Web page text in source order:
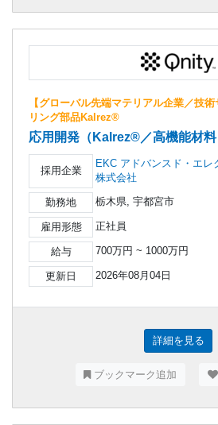
【グローバル先端マテリアル企業／技
リング部品Kalrez®
応用開発（Kalrez®／高機能材料
採用企業
EKC アドバンスド・エレ
株式会社
勤務地 栃木県, 宇都宮市
雇用形態 正社員
給与 700万円 ~ 1000万円
更新日 2026年08月04日
詳細を見る
ブックマーク追加